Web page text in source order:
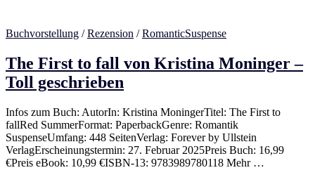
Buchvorstellung /Rezension /RomanticSuspense
The First to fall von Kristina Moninger –
Toll geschrieben
Infos zum Buch: AutorIn: Kristina MoningerTitel: The First to
fallRed SummerFormat: PaperbackGenre: Romantik
SuspenseUmfang: 448 SeitenVerlag: Forever by Ullstein
VerlagErscheinungstermin: 27. Februar 2025Preis Buch: 16,99
€Preis eBook: 10,99 €ISBN-13: 9783989780118 Mehr …